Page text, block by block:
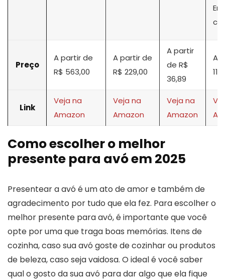
Preço
A partir de
R$ 563,00
A partir de
R$ 229,00
A partir
de R$
36,89
A
Link
Veja na
Amazon
Veja na
Amazon
Veja na
Amazon
Como escolher o melhor
presente para avó em 2025
Presentear a avó é um ato de amor e também de
agradecimento por tudo que ela fez. Para escolher o
melhor presente para avó, é importante que você
opte por uma que traga boas memórias. Itens de
cozinha, caso sua avó goste de cozinhar ou produtos
de beleza, caso seja vaidosa. O ideal é você saber
qual o gosto da sua avó para dar algo que ela fique